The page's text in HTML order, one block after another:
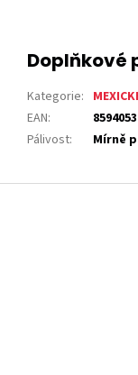
Doplňkové
Kategorie:
EAN:
Pálivost: Mírně
Z